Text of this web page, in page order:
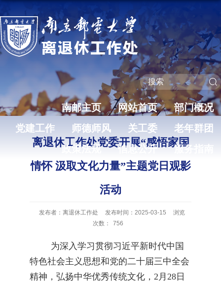
南邮主页 网站首页
部门概况
党建工作
师德师风 关工委
老年群团
政策法规
信息公开 服务指南
离退休工作处党委开展“感悟家国
情怀 汲取文化力量”主题党日观影
活动
发布者：离退休工作处 发布时间：2025-03-15
浏览
次数：
756
为深入学习贯彻习近平新时代中国
特色社会主义思想和党的二十届三中全会
精神，弘扬中华优秀传统文化， 2 月 28 日